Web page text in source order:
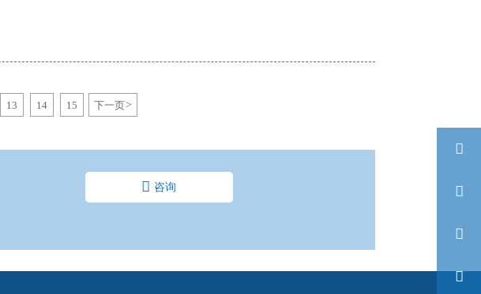
13 14 15 下一页>
 咨询



